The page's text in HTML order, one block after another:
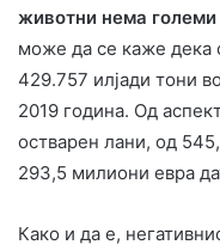
животни нема
може да се каже дека
429.757 илјади тони
2019 година. Од
остварен лани, од
293,5 милиони евра
Како и да е,